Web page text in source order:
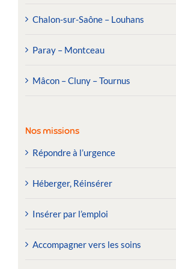
Chalon-sur-Saône – Louhans
Paray – Montceau
Mâcon – Cluny – Tournus
Nos missions
Répondre à l’urgence
Héberger, Réinsérer
Insérer par l’emploi
Accompagner vers les soins